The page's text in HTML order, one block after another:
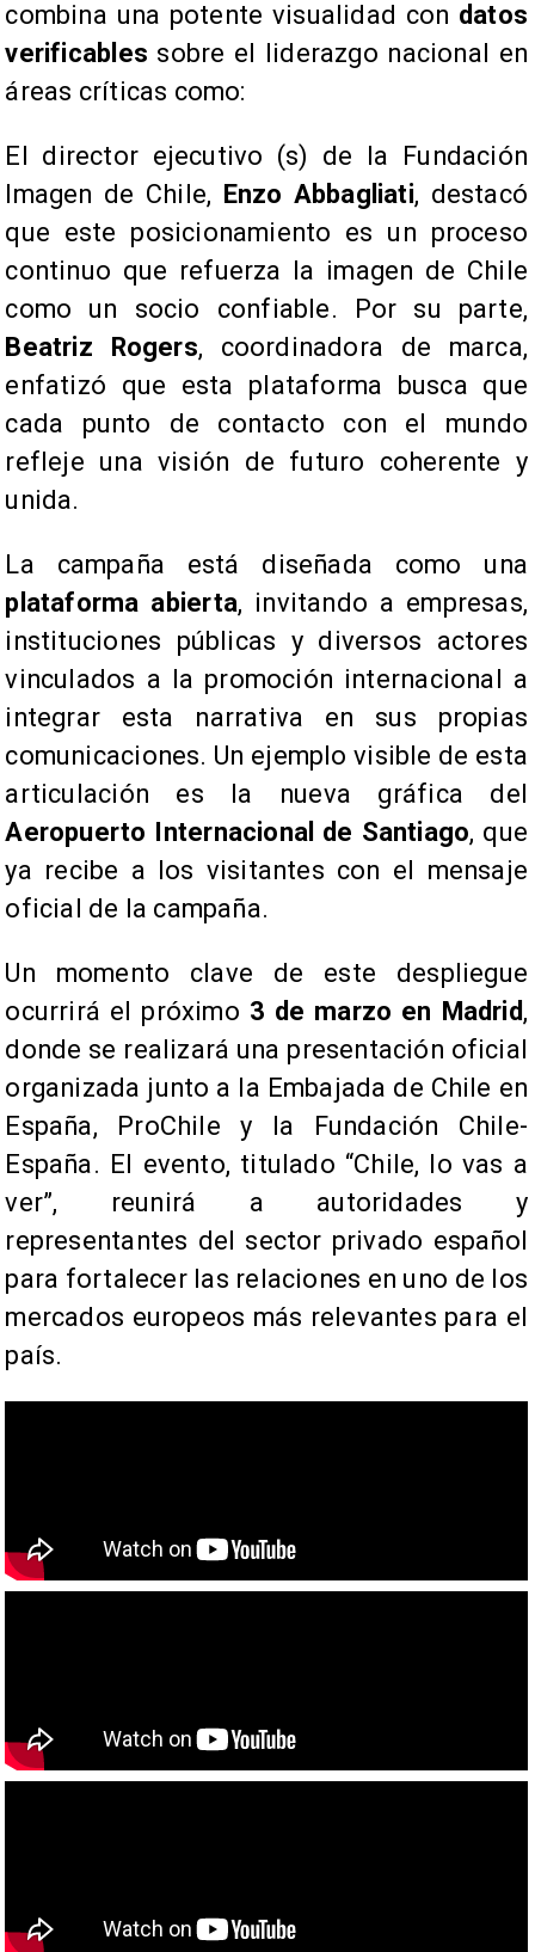
combina una potente visualidad con datos
verificables sobre el liderazgo nacional en
áreas críticas como:
El director ejecutivo (s) de la Fundación
Imagen de Chile, Enzo Abbagliati, destacó
que este posicionamiento es un proceso
continuo que refuerza la imagen de Chile
como un socio confiable. Por su parte,
Beatriz Rogers, coordinadora de marca,
enfatizó que esta plataforma busca que
cada punto de contacto con el mundo
refleje una visión de futuro coherente y
unida.
La campaña está diseñada como una
plataforma abierta, invitando a empresas,
instituciones públicas y diversos actores
vinculados a la promoción internacional a
integrar esta narrativa en sus propias
comunicaciones. Un ejemplo visible de esta
articulación es la nueva gráfica del
Aeropuerto Internacional de Santiago, que
ya recibe a los visitantes con el mensaje
oficial de la campaña.
Un momento clave de este despliegue
ocurrirá el próximo 3 de marzo en Madrid ,
donde se realizará una presentación oficial
organizada junto a la Embajada de Chile en
España, ProChile y la Fundación Chile-
España. El evento, titulado “Chile, lo vas a
ver”, reunirá a autoridades y
representantes del sector privado español
para fortalecer las relaciones en uno de los
mercados europeos más relevantes para el
país.